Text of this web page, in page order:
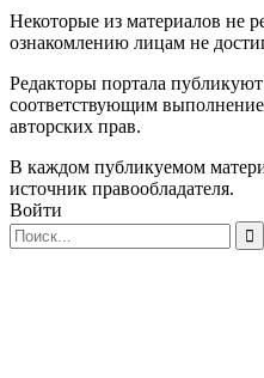
Некоторые из материалов не
ознакомлению лицам не
Редакторы портала
соответствующим
авторских прав.
В каждом публикуемом
источник правообладателя.
Войти